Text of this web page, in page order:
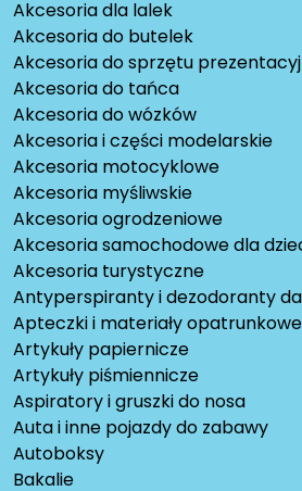
Akcesoria dla lalek
Akcesoria do butelek
Akcesoria do sprzętu
Akcesoria do tańca
Akcesoria do wózków
Akcesoria i części modelarskie
Akcesoria motocyklowe
Akcesoria myśliwskie
Akcesoria ogrodzeniowe
Akcesoria samochodowe dla
Akcesoria turystyczne
Antyperspiranty i dezodoranty
Apteczki i materiały opatrunkowe
Artykuły papiernicze
Artykuły piśmiennicze
Aspiratory i gruszki do nosa
Auta i inne pojazdy do zabawy
Autoboksy
Bakalie